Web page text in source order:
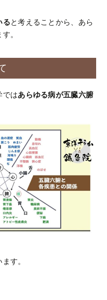
ると考えることから、あら
。
ではあらゆる病が五臓六腑
す。